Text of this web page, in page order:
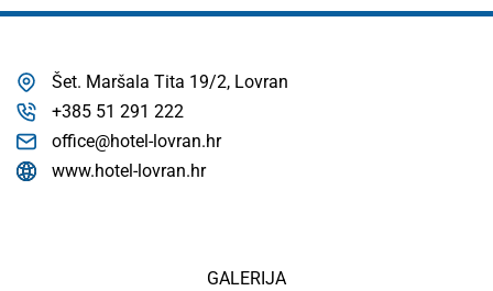
GALERIJA
Šet. Maršala Tita 19/2, Lovran
+385 51 291 222
office@hotel-lovran.hr
www.hotel-lovran.hr